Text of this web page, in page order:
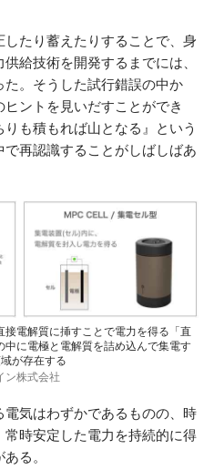
たり蓄えたりすることで、身
給技術を開発するまでには、
た。そうした試行錯誤の中か
ントを見いだすことができ
も積もれば山となる』という
再認識することがしばしばあ
接電解質に挿すことで電力を得る「直
に電極と電解質を詰め込んで集電す
が存在する
ン株式会社
気はわずかであるものの、時
時安定した電力を持続的に得
る。